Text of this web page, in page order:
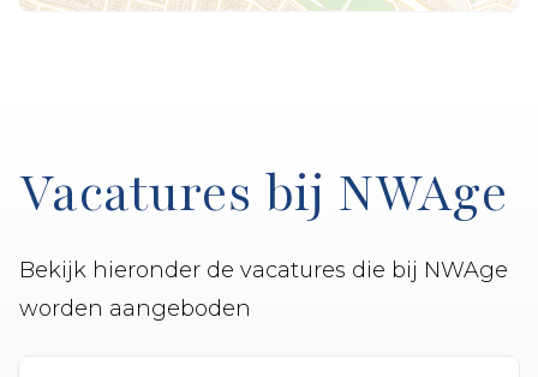
Vacatures bij NWAge
Bekijk hieronder de vacatures die bij NWAge
worden aangeboden